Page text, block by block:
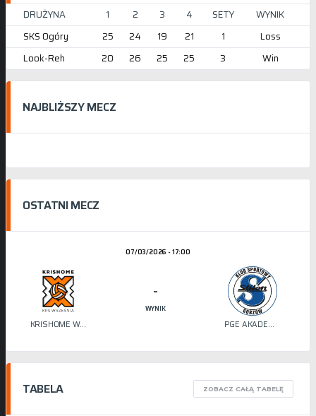
DRUŻYNA 1 2 3 4 SETY
WYNIK
SKS Ogóry
25 24 19 21 1
Loss
Look-Reh
20 26 25 25 3 Win
NAJBLIŻSZY MECZ
OSTATNI MECZ
07/03/2026 - 17:00
KRISHOME WRZEŚNIA PGE AKADEMIA SIATKÓWKI STILON
-
WYNIK
TABELA ZOBACZ CAŁĄ TABELĘ